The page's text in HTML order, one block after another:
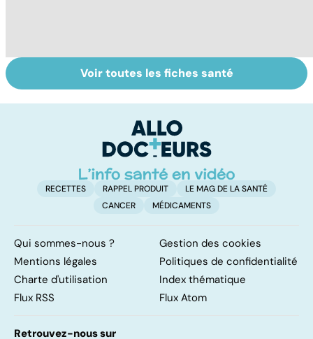
Les algues : des
bienfaits
Couperose,
rosacée... que
rougeurs
indésirables ?
Voir toutes les fiches santé
RECETTES RAPPEL PRODUIT
LE MAG DE LA SANTÉ
CANCER
MÉDICAMENTS
Qui sommes-nous ?
Gestion des cookies
Mentions légales
Politiques de confidentialité
Charte d'utilisation
Index thématique
Flux RSS
Flux Atom
Retrouvez-nous sur